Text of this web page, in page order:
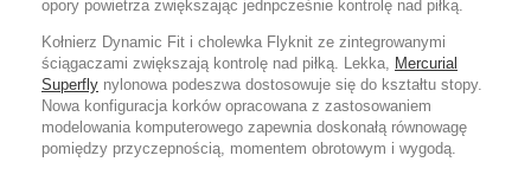
opory powietrza zwiększając jednpcześnie kontrolę nad piłką.
Kołnierz Dynamic Fit i cholewka Flyknit ze zintegrowanymi
ściągaczami zwiększają kontrolę nad piłką. Lekka, Mercurial
Superfly nylonowa podeszwa dostosowuje się do kształtu stopy.
Nowa konfiguracja korków opracowana z zastosowaniem
modelowania komputerowego zapewnia doskonałą równowagę
pomiędzy przyczepnością, momentem obrotowym i wygodą.